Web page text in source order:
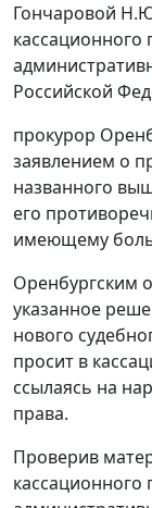
Гончаровой
кассационного
Российской
прокурор
заявлением о
названного
его
имеющему
Оренбургским
указанное
нового
просит в
ссылаясь на
права.
Проверив
кассационного